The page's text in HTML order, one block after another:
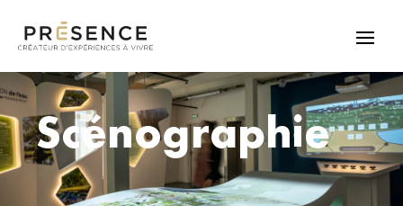
Scénographie